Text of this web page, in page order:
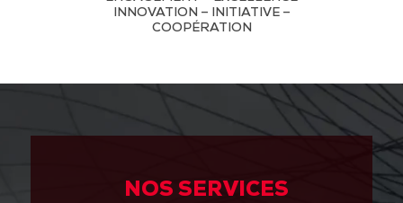
INNOVATION – INITIATIVE –
COOPÉRATION
NOS SERVICES